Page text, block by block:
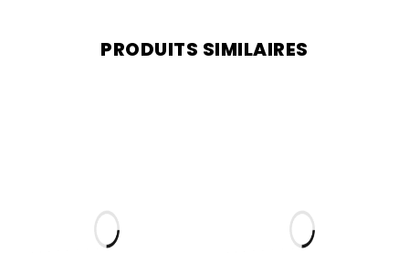
PRODUITS SIMILAIRES